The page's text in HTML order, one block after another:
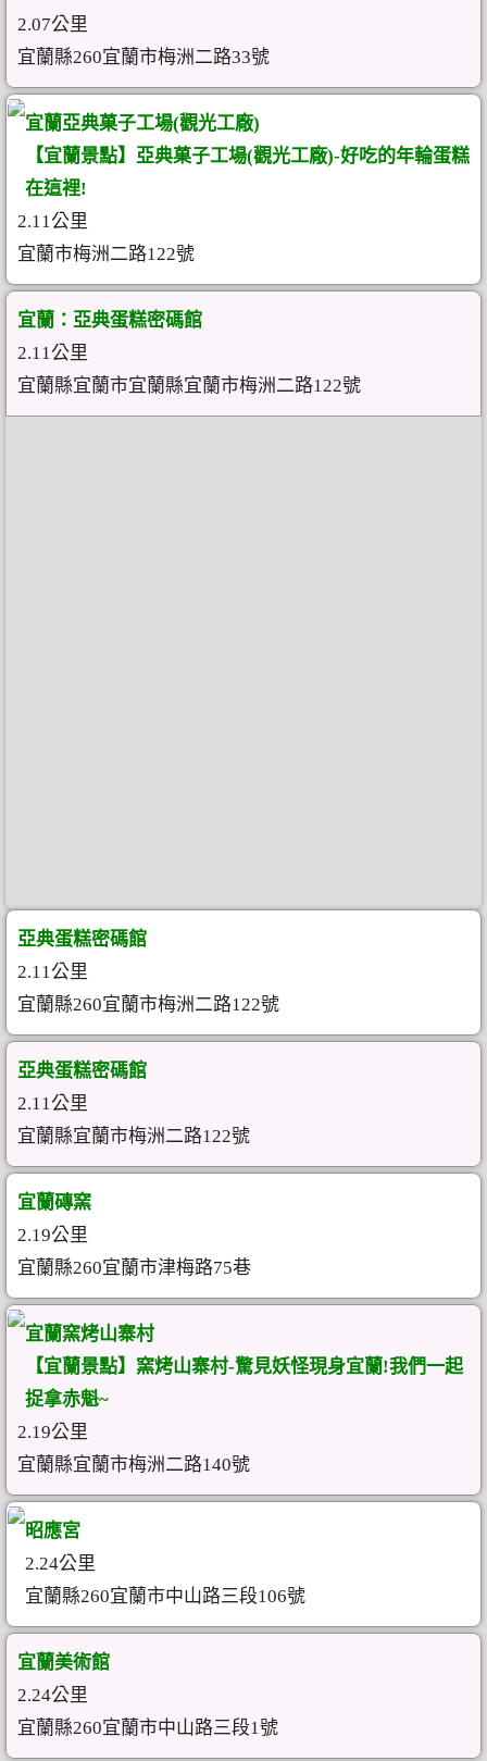
2.07公里
宜蘭縣260宜蘭市梅洲二路33號
宜蘭亞典菓子工場(觀光工廠)
【宜蘭景點】亞典菓子工場(觀光工廠)-好吃的年輪蛋糕
在這裡!
2.11公里
宜蘭市梅洲二路122號
宜蘭：亞典蛋糕密碼館
2.11公里
宜蘭縣宜蘭市宜蘭縣宜蘭市梅洲二路122號
亞典蛋糕密碼館
2.11公里
宜蘭縣260宜蘭市梅洲二路122號
亞典蛋糕密碼館
2.11公里
宜蘭縣宜蘭市梅洲二路122號
宜蘭磚窯
2.19公里
宜蘭縣260宜蘭市津梅路75巷
宜蘭窯烤山寨村
【宜蘭景點】窯烤山寨村-驚見妖怪現身宜蘭!我們一起
捉拿赤魁~
2.19公里
宜蘭縣宜蘭市梅洲二路140號
昭應宮
2.24公里
宜蘭縣260宜蘭市中山路三段106號
宜蘭美術館
2.24公里
宜蘭縣260宜蘭市中山路三段1號